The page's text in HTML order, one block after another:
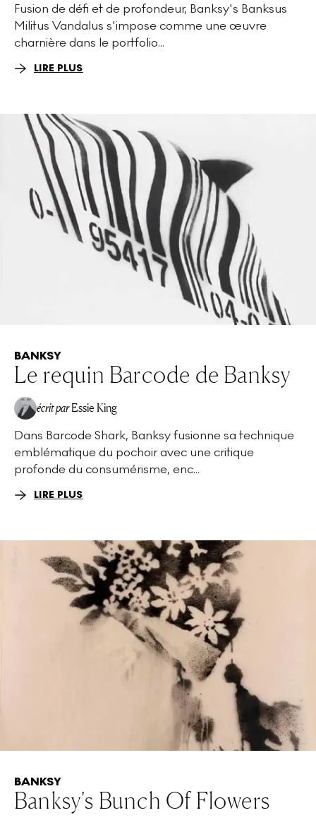
Fusion de défi et de profondeur, Banksy's Banksus
Militus Vandalus s'impose comme une œuvre
charnière dans le portfolio...
LIRE PLUS
BANKSY
Le requin Barcode de Banksy
écrit par Essie King
Dans Barcode Shark, Banksy fusionne sa technique
emblématique du pochoir avec une critique
profonde du consumérisme, enc...
LIRE PLUS
BANKSY
Banksy's Bunch Of Flowers